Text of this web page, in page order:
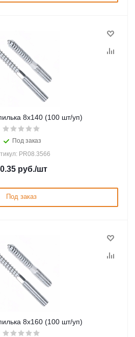
8х140 (100 шт/уп)
Под заказ
PR08.3566
руб./шт
Под заказ
8х160 (100 шт/уп)